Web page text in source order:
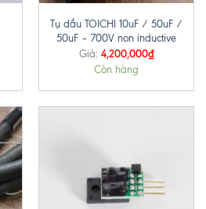
Tụ dầu TOICHI 10uF / 50uF /
50uF – 700V non inductive
Giá: 4,200,000₫
Còn hàng